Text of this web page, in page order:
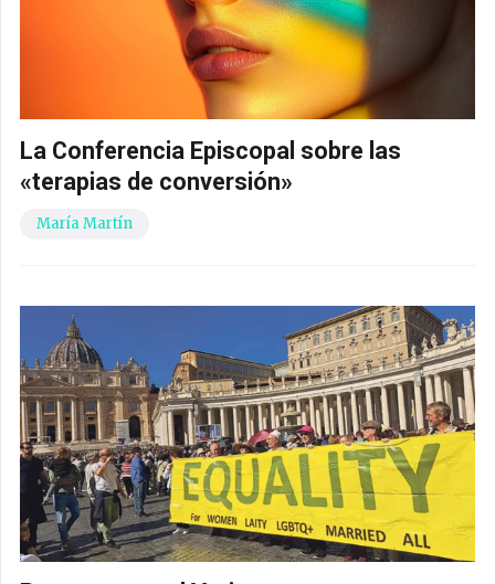
La Conferencia Episcopal sobre las
«terapias de conversión»
María Martín